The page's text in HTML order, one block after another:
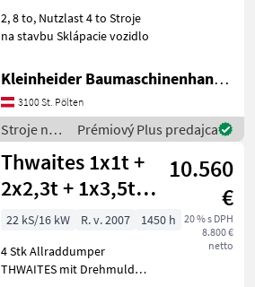
2, 8 to, Nutzlast 4 to Stroje
na stavbu Sklápacie vozidlo
Kleinheider Baumaschinenhandel GmbH.
3100 St. Pölten
Stroje na
stavbu /
Neuson
Prémiový Plus predajca
Thwaites 1x1t +
2x2,3t + 1x3,5t
mit Drehmulde
10.560
€
20 % s DPH
8.800 €
netto
22 kS/16 kW R. v. 2007
1450 h
4 Stk Allraddumper
THWAITES mit Drehmulde!